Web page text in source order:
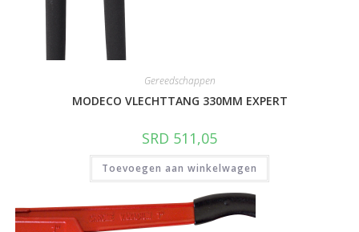
Gereedschappen
MODECO VLECHTTANG 330MM EXPERT
SRD 511,05
Toevoegen aan winkelwagen